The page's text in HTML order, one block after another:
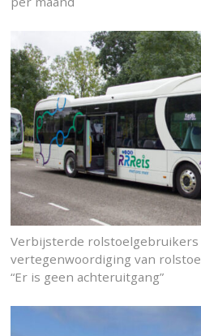
Verbijsterde rolstoelgebruikers
vertegenwoordiging van
“Er is geen achteruitgang”